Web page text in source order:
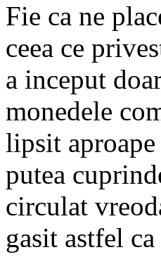
Fie ca ne
ceea ce
a inceput
monedele
lipsit
putea
circulat
gasit astfel